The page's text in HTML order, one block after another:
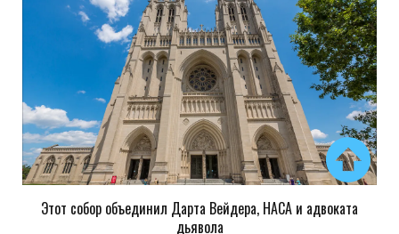
Сохранить моё имя, email и адрес сайта в этом браузере для
Этот собор объединил Дарта Вейдера, НАСА и адвоката
дьявола